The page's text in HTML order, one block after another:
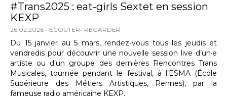
#Trans2025 : eat-girls Sextet en session
KEXP
26.02.2026 ECOUTER REGARDER
Du 15 janvier au 5 mars, rendez-vous tous les jeudis et
vendredis pour découvrir une nouvelle session live d’un·e
artiste ou d’un groupe des dernières Rencontres Trans
Musicales, tournée pendant le festival, à l’ESMA (École
Supérieure des Métiers Artistiques, Rennes), par la
fameuse radio américaine KEXP.